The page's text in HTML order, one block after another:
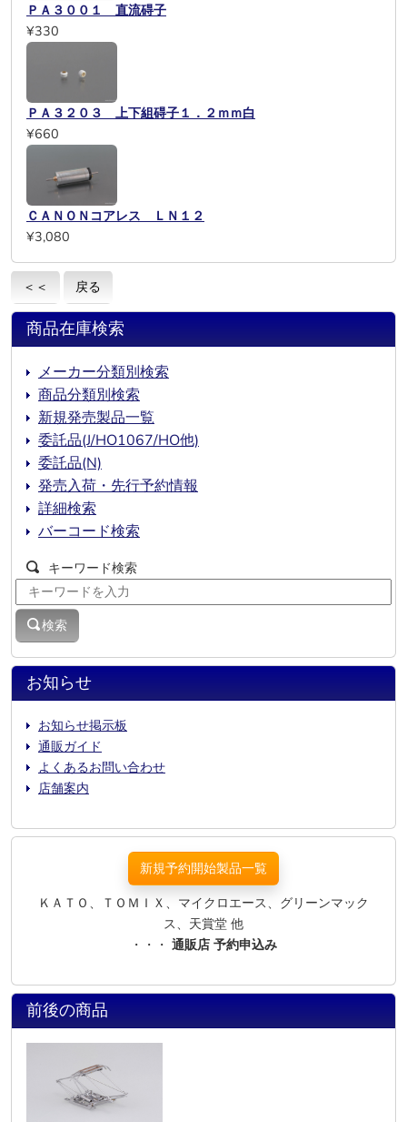
ＰＡ３００１ 直流碍子
¥330
ＰＡ３２０３ 上下組碍子１．２ｍｍ白
¥660
ＣＡＮＯＮコアレス ＬＮ１２
¥3,080
＜＜ 戻る
お知らせ
お知らせ掲示板
通販ガイド
よくあるお問い合わせ
店舗案内
商品在庫検索
メーカー分類別検索
商品分類別検索
新規発売製品一覧
委託品(J/HO1067/HO他)
委託品(N)
発売入荷・先行予約情報
詳細検索
バーコード検索
キーワード検索
検索
新規予約開始製品一覧
ＫＡＴＯ、ＴＯＭＩＸ、マイクロエース、グリーンマック
ス、天賞堂 他
・・・ 通販店 予約申込み
前後の商品